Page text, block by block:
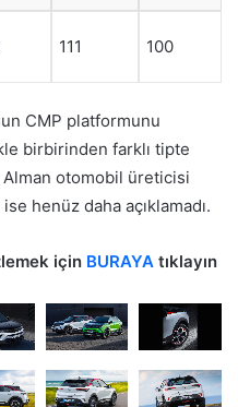
111 100
CMP platformunu
birbirinden farklı tipte
otomobil üreticisi
henüz daha açıklamadı.
için BURAYAtıklayın